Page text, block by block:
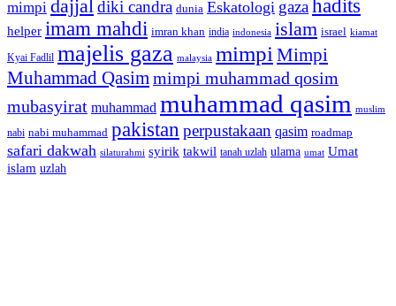
mimpi dajjal diki candra dunia Eskatologi gazahadits
helper imam mahdi imran khan india indonesia islam israel kiamat
Kyai Fadlil majelis gaza malaysia mimpi Mimpi
Muhammad Qasim mimpi muhammad qosim
mubasyirat muhammad muhammad qasim muslim
nabi nabi muhammad pakistan perpustakaan qasim roadmap
safari dakwah silaturahmi syirik takwil tanah uzlah ulama umat Umat
islam uzlah